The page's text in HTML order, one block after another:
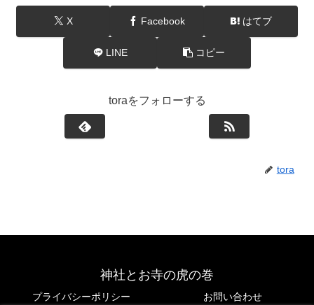
X Facebook はてブ
LINE コピー
toraをフォローする
tora
神社とお寺の虎の巻
プライバシーポリシー お問い合わせ